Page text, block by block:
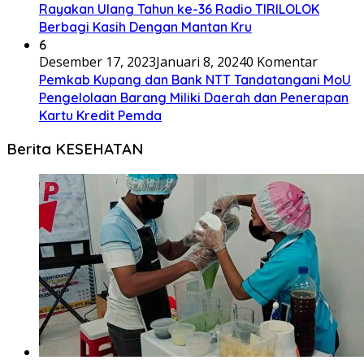
Rayakan Ulang Tahun ke-36 Radio TIRILOLOK
Berbagi Kasih Dengan Mantan Kru
6
Desember 17, 2023Januari 8, 20240 Komentar
Pemkab Kupang dan Bank NTT Tandatangani MoU
Pengelolaan Barang Miliki Daerah dan Penerapan
Kartu Kredit Pemda
Berita KESEHATAN